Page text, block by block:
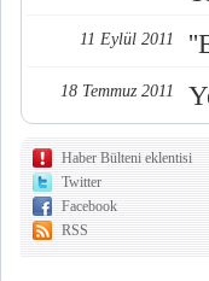
11 Eylül 2011
18 Temmuz 2011
Haber Bülteni eklentisi
Twitter
Facebook
RSS